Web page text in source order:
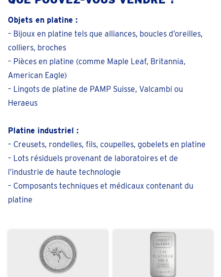
Bruges
téléphoner 050 - 34 67 46
Prendre un rendez-vous
Charleroi
Fermé• vendredi pour 09:30
téléphoner 071 - 32 37 06
Dendermonde
téléphoner 05 228 01 44
Prendre un rendez-vous
Objets en platine :
– Bijoux en platine tels que alliances, boucles d’oreilles,
colliers, broches
– Pièces en platine (comme Maple Leaf, Britannia,
American Eagle)
– Lingots de platine de PAMP Suisse, Valcambi ou
Heraeus
Platine industriel :
– Creusets, rondelles, fils, coupelles, gobelets en platine
– Lots résiduels provenant de laboratoires et de
l’industrie de haute technologie
– Composants techniques et médicaux contenant du
platine